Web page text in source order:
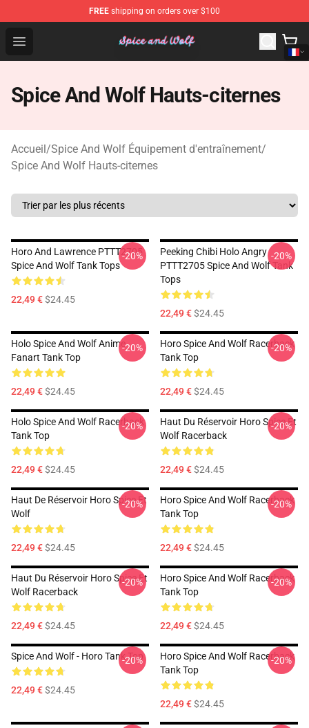
FREE shipping on orders over $100
Open menu
Spice And Wolf Store - Official Spice And Wolf
Spice And Wolf Hauts-citernes
Accueil/Spice And Wolf Équipement d'entraînement/
Spice And Wolf Hauts-citernes
Horo And Lawrence PTTT2705
Spice And Wolf Tank Tops
22,49 €$24.45
-20%
Peeking Chibi Holo Angry
PTTT2705 Spice And Wolf Tank
Tops
22,49 €$24.45
-20%
Holo Spice And Wolf Anime
Fanart Tank Top
22,49 €$24.45
-20%
Horo Spice And Wolf Racerback
Tank Top
22,49 €$24.45
-20%
Holo Spice And Wolf Racerback
Tank Top
22,49 €$24.45
-20%
Haut Du Réservoir Horo Spice Et
Wolf Racerback
22,49 €$24.45
-20%
Haut De Réservoir Horo Spice Et
Wolf
22,49 €$24.45
-20%
Horo Spice And Wolf Racerback
Tank Top
22,49 €$24.45
-20%
Haut Du Réservoir Horo Spice Et
Wolf Racerback
22,49 €$24.45
-20%
Horo Spice And Wolf Racerback
Tank Top
22,49 €$24.45
-20%
Spice And Wolf - Horo Tank Top
22,49 €$24.45
-20%
Horo Spice And Wolf Racerback
Tank Top
22,49 €$24.45
-20%